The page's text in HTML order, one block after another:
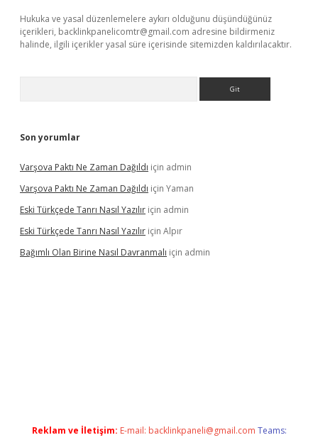
Hukuka ve yasal düzenlemelere aykırı olduğunu düşündüğünüz
içerikleri, backlinkpanelicomtr@gmail.com adresine bildirmeniz
halinde, ilgili içerikler yasal süre içerisinde sitemizden kaldırılacaktır.
Son yorumlar
Varşova Paktı Ne Zaman Dağıldı için admin
Varşova Paktı Ne Zaman Dağıldı için Yaman
Eski Türkçede Tanrı Nasıl Yazılır için admin
Eski Türkçede Tanrı Nasıl Yazılır için Alpır
Bağımlı Olan Birine Nasıl Davranmalı için admin
Reklam ve İletişim: E-mail: backlinkpaneli@gmail.com Teams: